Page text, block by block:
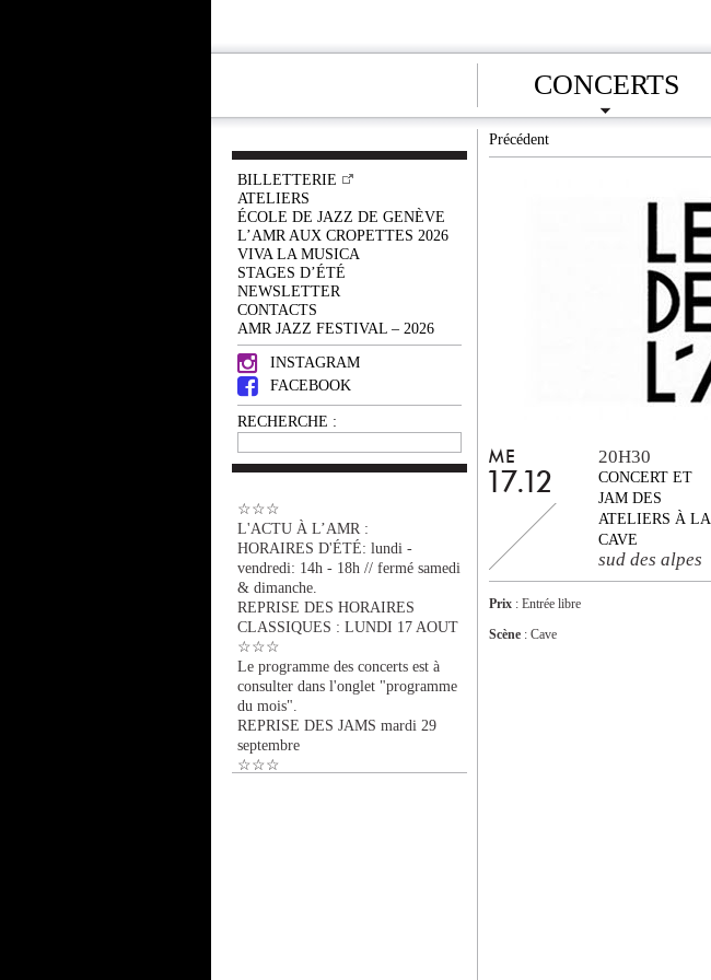
CONCERTS
BILLETTERIE
ATELIERS
ÉCOLE DE JAZZ DE GENÈVE
L’AMR AUX CROPETTES 2026
VIVA LA MUSICA
STAGES D’ÉTÉ
NEWSLETTER
CONTACTS
AMR JAZZ FESTIVAL – 2026
INSTAGRAM
FACEBOOK
RECHERCHE :
☆☆☆
L'ACTU À L’AMR :
HORAIRES D'ÉTÉ: lundi -
vendredi: 14h - 18h // fermé samedi
& dimanche.
REPRISE DES HORAIRES
CLASSIQUES : LUNDI 17 AOUT
☆☆☆
Le programme des concerts est à
consulter dans l'onglet "programme
du mois".
REPRISE DES JAMS mardi 29
septembre
☆☆☆
Précédent
ME
17.12
20H30
CONCERT ET
JAM DES
ATELIERS À LA
CAVE
sud des alpes
Prix : Entrée libre
Scène : Cave